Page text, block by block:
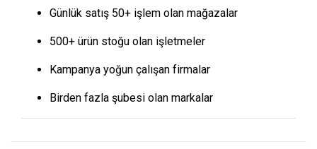
Günlük satış 50+ işlem olan mağazalar
500+ ürün stoğu olan işletmeler
Kampanya yoğun çalışan firmalar
Birden fazla şubesi olan markalar